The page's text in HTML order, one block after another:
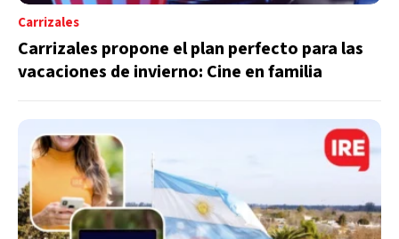
Carrizales
Carrizales propone el plan perfecto para las
vacaciones de invierno: Cine en familia